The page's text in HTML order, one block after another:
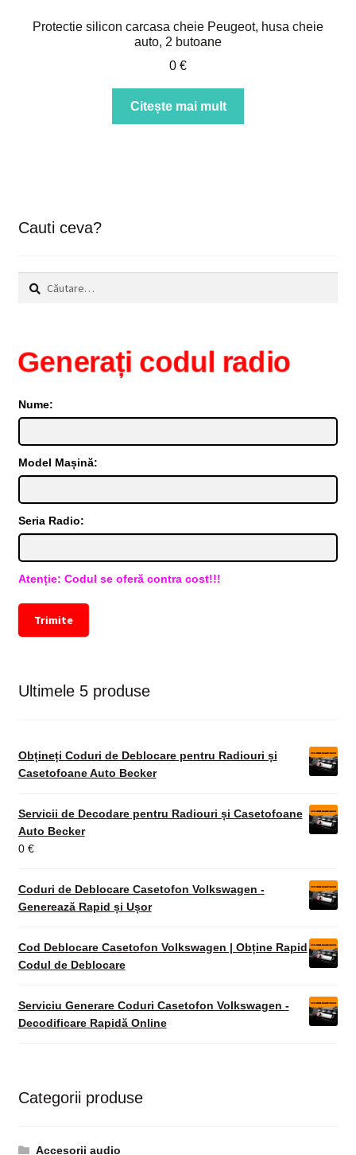
Protectie silicon carcasa cheie Peugeot, husa cheie
auto, 2 butoane
0 €
Citește mai mult
Cauti ceva?
Caută
după:
Generați codul radio
Nume:
Model Mașină:
Seria Radio:
Atenție: Codul se oferă contra cost!!!
Trimite
Ultimele 5 produse
Obțineți Coduri de Deblocare pentru Radiouri și
Casetofoane Auto Becker
Servicii de Decodare pentru Radiouri și Casetofoane
Auto Becker
0 €
Coduri de Deblocare Casetofon Volkswagen -
Generează Rapid și Ușor
Cod Deblocare Casetofon Volkswagen | Obține Rapid
Codul de Deblocare
Serviciu Generare Coduri Casetofon Volkswagen -
Decodificare Rapidă Online
Categorii produse
Accesorii audio